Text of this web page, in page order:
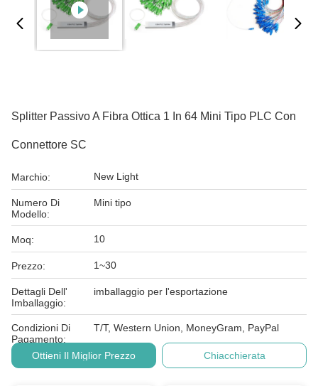
Splitter Passivo A Fibra Ottica 1 In 64 Mini Tipo PLC Con
Connettore SC
Marchio: New Light
Numero Di
Modello:
Mini tipo
Moq: 10
Prezzo: 1~30
Dettagli Dell'
Imballaggio:
imballaggio per l'esportazione
Condizioni Di
Pagamento:
T/T, Western Union, MoneyGram, PayPal
Ottieni Il Miglior Prezzo Chiacchierata